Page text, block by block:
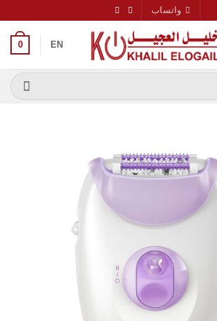
واتساب
EN
0